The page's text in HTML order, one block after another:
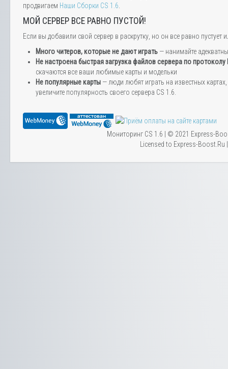
продвигаем Наши Сборки CS 1.6
МОЙ СЕРВЕР ВСЕ РАВНО ПУСТОЙ!
Если вы добавили свой сервер в раскрутку, но он все равно
Много читеров, которые не дают играть — нанимайте
Не настроена быстрая загрузка файлов сервера по протоколу
скачаются все ваши любимые карты и модельки
Не популярные карты — люди любят играть на известных
увеличите популярность своего сервера CS 1.6.
Мониторинг CS 1.6 | © 2021 Express-
Licensed to Express-